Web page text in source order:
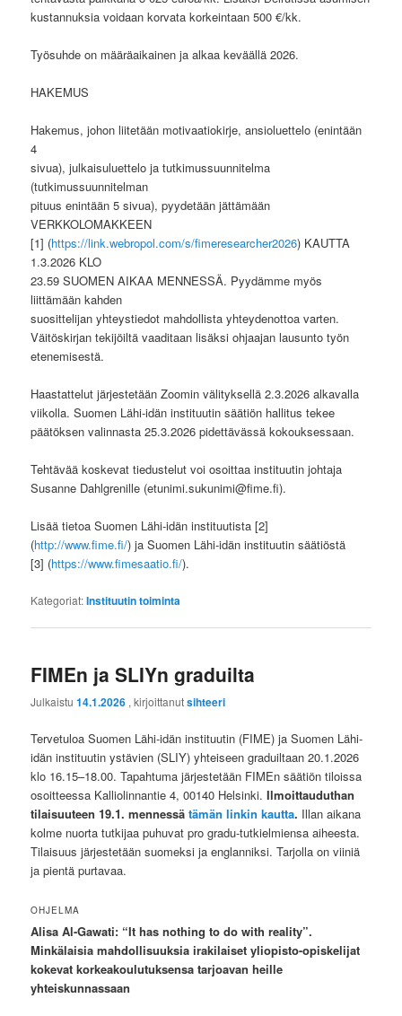
kustannuksia voidaan korvata korkeintaan 500 €/kk.
Työsuhde on määräaikainen ja alkaa keväällä 2026.
HAKEMUS
Hakemus, johon liitetään motivaatiokirje, ansioluettelo (enintään
4
sivua), julkaisuluettelo ja tutkimussuunnitelma
(tutkimussuunnitelman
pituus enintään 5 sivua), pyydetään jättämään
VERKKOLOMAKKEEN
[1] (https://link.webropol.com/s/fimeresearcher2026) KAUTTA
1.3.2026 KLO
23.59 SUOMEN AIKAA MENNESSÄ. Pyydämme myös
liittämään kahden
suosittelijan yhteystiedot mahdollista yhteydenottoa varten.
Väitöskirjan tekijöiltä vaaditaan lisäksi ohjaajan lausunto työn
etenemisestä.
Haastattelut järjestetään Zoomin välityksellä 2.3.2026 alkavalla
viikolla. Suomen Lähi-idän instituutin säätiön hallitus tekee
päätöksen valinnasta 25.3.2026 pidettävässä kokouksessaan.
Tehtävää koskevat tiedustelut voi osoittaa instituutin johtaja
Susanne Dahlgrenille (etunimi.sukunimi@fime.fi).
Lisää tietoa Suomen Lähi-idän instituutista [2]
(http://www.fime.fi/) ja Suomen Lähi-idän instituutin säätiöstä
[3] (https://www.fimesaatio.fi/).
Kategoriat:Instituutin toiminta
FIMEn ja SLIYn graduilta
Julkaistu14.1.2026 , kirjoittanutsihteeri
Tervetuloa Suomen Lähi-idän instituutin (FIME) ja Suomen Lähi-
idän instituutin ystävien (SLIY) yhteiseen graduiltaan 20.1.2026
klo 16.15–18.00. Tapahtuma järjestetään FIMEn säätiön tiloissa
osoitteessa Kalliolinnantie 4, 00140 Helsinki.Ilmoittauduthan
tilaisuuteen 19.1. mennessätämän linkin kautta. Illan aikana
kolme nuorta tutkijaa puhuvat pro gradu-tutkielmiensa aiheesta.
Tilaisuus järjestetään suomeksi ja englanniksi. Tarjolla on viiniä
ja pientä purtavaa.
OHJELMA
Alisa Al-Gawati: “It has nothing to do with reality”.
Minkälaisia mahdollisuuksia irakilaiset yliopisto-opiskelijat
kokevat korkeakoulutuksensa tarjoavan heille
yhteiskunnassaan